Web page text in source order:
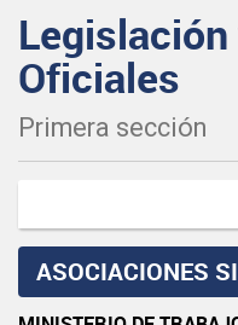
Oficiales
Primera sección
ASOCIACIONES